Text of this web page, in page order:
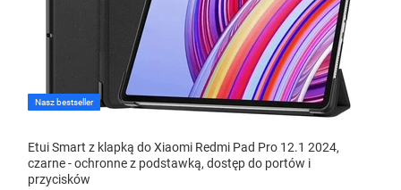
Nasz bestseller
Etui Smart z klapką do Xiaomi Redmi Pad Pro 12.1 2024,
czarne - ochronne z podstawką, dostęp do portów i
przycisków